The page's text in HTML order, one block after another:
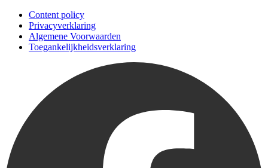
Content policy
Privacyverklaring
Algemene Voorwaarden
Toegankelijkheidsverklaring